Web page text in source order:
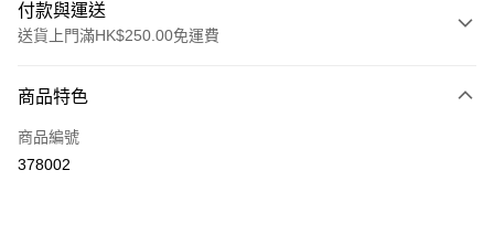
付款與運送
送貨上門滿HK$250.00免運費
信用卡
Apple Pay
商品特色
商品編號
378002